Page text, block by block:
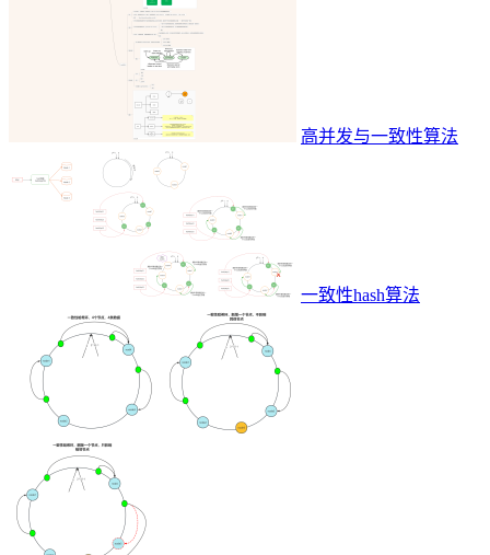
高并发与一致性算法
一致性hash算法